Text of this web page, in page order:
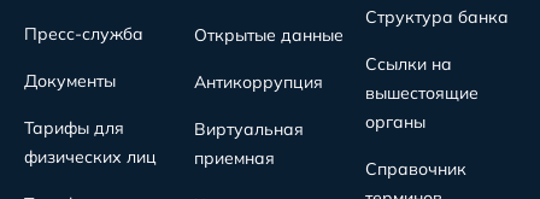
Пресс-служба
Документы
Тарифы для
физических лиц
Открытые данные
Антикоррупция
Виртуальная
приемная
Структура банка
Ссылки на
вышестоящие
органы
Справочник